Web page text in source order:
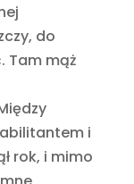
do
Tam mąż
i
rok, i mimo